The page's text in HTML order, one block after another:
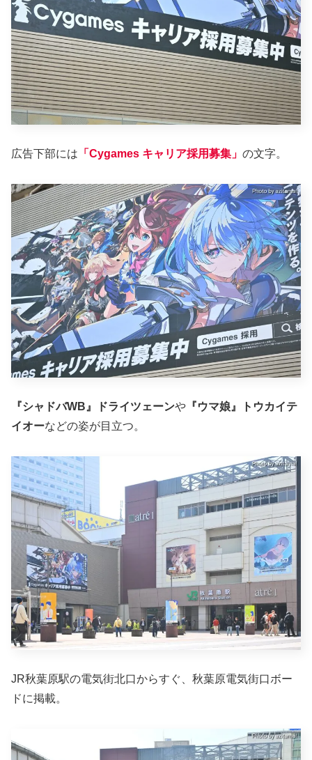
広告下部には 「Cygames キャリア採用募集」 の文字。
『シャドバWB』ドライツェーンや 『ウマ娘』トウカイテ
イオーなどの姿が目立つ。
JR秋葉原駅の電気街北口からすぐ、秋葉原電気街口ボー
ドに掲載。